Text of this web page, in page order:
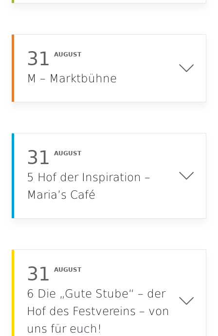
31 AUGUST
M – Marktbühne
31 AUGUST
5 Hof der Inspiration –
Maria’s Café
31 AUGUST
6 Die „Gute Stube“ – der
Hof des Festvereins – von
uns für euch!